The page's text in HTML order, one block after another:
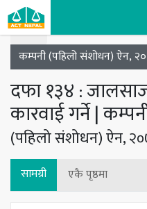
Toggle navigation
कम्पनी (पहिलो संशोधन) ऐन,
दफा १३४ :
कारवाई गर्ने |
(पहिलो संशोधन) ऐन,
सामग्री एकै पृष्ठमा